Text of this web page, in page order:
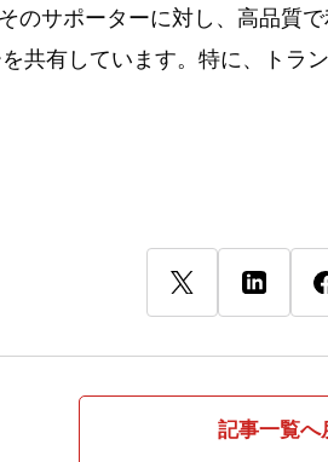
ーターに対し、高
しています。特に
記事一覧へ